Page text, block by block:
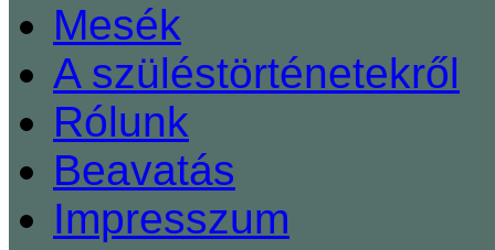
Mesék
A szüléstörténetekről
Rólunk
Beavatás
Impresszum